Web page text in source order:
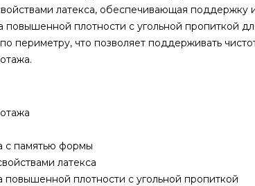
латекса, обеспечивающая поддержку и
повышенной плотности с угольной пропиткой
периметру, что позволяет поддерживать
с памятью формы
латекса
повышенной плотности с угольной пропиткой